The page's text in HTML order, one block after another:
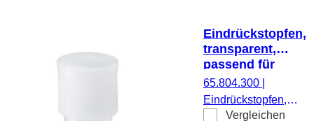
Eindrückstopfen,
transparent,
passend für
Röhren Ø 14 mm
65.804.300
Eindrückstopfen,
transparent,
Vergleichen